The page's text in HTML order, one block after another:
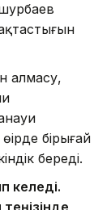
алмасу,
бірыңғай
береді.
келеді.